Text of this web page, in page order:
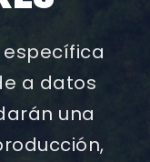
a datos
una